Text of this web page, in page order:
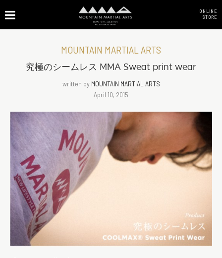
ONLINE
STORE
MOUNTAIN MARTIAL ARTS
究極のシームレス MMA Sweat print wear
written by MOUNTAIN MARTIAL ARTS
April 10, 2015